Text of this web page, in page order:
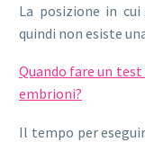
La posizione in
quindi non esiste
Quando fare un
embrioni?
Il tempo per